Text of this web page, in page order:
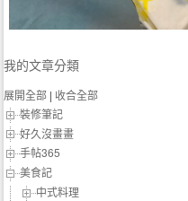
我的文章分類
展開全部 | 收合全部
裝修筆記
好久沒畫畫
手帖365
美食記
中式料理